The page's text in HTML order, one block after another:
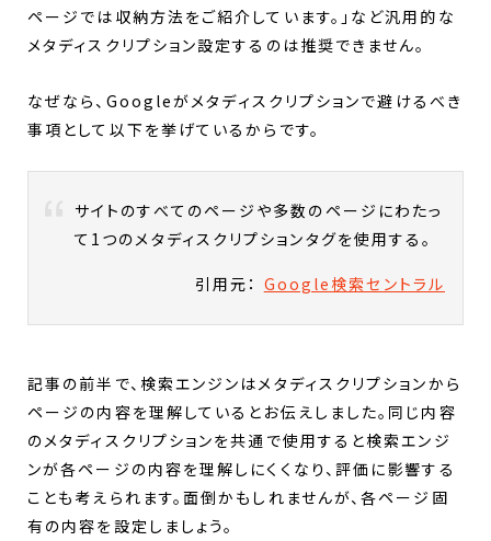
ページでは収納方法をご紹介しています。」など汎用的な
メタディスクリプション設定するのは推奨できません。
なぜなら、Googleがメタディスクリプションで避けるべき
事項として以下を挙げているからです。
サイトのすべてのページや多数のページにわたっ
て1つのメタディスクリプションタグを使用する。
引用元： Google検索セントラル
記事の前半で、検索エンジンはメタディスクリプションから
ページの内容を理解しているとお伝えしました。同じ内容
のメタディスクリプションを共通で使用すると検索エンジ
ンが各ページの内容を理解しにくくなり、評価に影響する
ことも考えられます。面倒かもしれませんが、各ページ固
有の内容を設定しましょう。